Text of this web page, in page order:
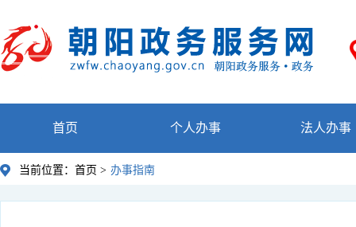
首页 个人办事 法人办事
当前位置： 首页 > 办事指南